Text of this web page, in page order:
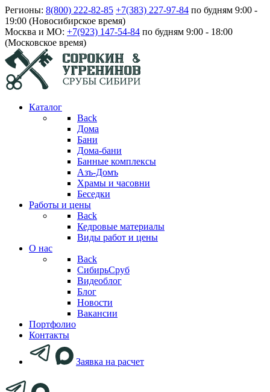
Регионы: 8(800) 222-82-85 +7(383) 227-97-84 по будням 9:00 -
19:00 (Новосибирское время)
Москва и МО: +7(923) 147-54-84 по будням 9:00 - 18:00
(Московское время)
Каталог
Back
Дома
Бани
Дома-бани
Банные комплексы
Азъ-Домъ
Храмы и часовни
Беседки
Работы и цены
Back
Кедровые материалы
Виды работ и цены
О нас
Back
СибирьСруб
Видеоблог
Блог
Новости
Вакансии
Портфолио
Контакты
Заявка на расчет